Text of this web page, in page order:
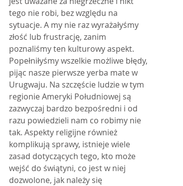
tego nie robi, bez względu na
sytuacje. A my nie raz wyrażałyśmy
złość lub frustrację, zanim
poznaliśmy ten kulturowy aspekt.
Popełniłyśmy wszelkie możliwe błędy,
pijąc nasze pierwsze yerba mate w
Urugwaju. Na szczęście ludzie w tym
regionie Ameryki Południowej są
zazwyczaj bardzo bezpośredni i od
razu powiedzieli nam co robimy nie
tak. Aspekty religijne również
komplikują sprawy, istnieje wiele
zasad dotyczących tego, kto może
wejść do świątyni, co jest w niej
dozwolone, jak należy się